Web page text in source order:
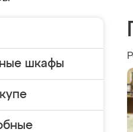
шкафы